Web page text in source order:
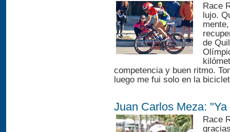
Race
lujo.
de
competencia y buen ritmo.
luego me fui solo en la
Juan Carlos Meza:
Race